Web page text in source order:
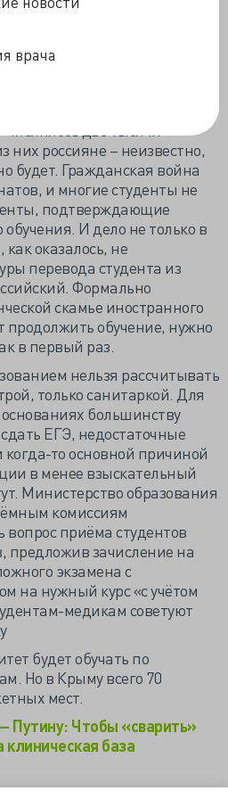
врача
опустили из вида студентов-
вернуться домой.
университетов Донецка и
две тысячи
них россияне – неизвестно,
будет. Гражданская война
и многие студенты не
подтверждающие
И дело не только в
оказалось, не
перевода студента из
Формально
скамье иностранного
продолжить обучение, нужно
в первый раз.
нельзя рассчитывать
только санитаркой. Для
большинству
ЕГЭ, недостаточные
когда-то основной причиной
в менее взыскательный
Министерство образования
комиссиям
вопрос приёма студентов
предложив зачисление на
экзамена с
на нужный курс «с учётом
медикам советуют
будет обучать по
Но в Крыму всего 70
мест.
Путину: Чтобы «сварить»
база
в украинских вузах и